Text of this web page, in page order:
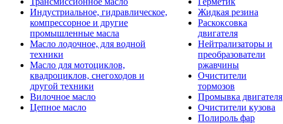
Индустриальное, гидравлическое,
компрессорное и другие
промышленные масла
Масло лодочное, для водной
техники
Масло для мотоциклов,
квадроциклов, снегоходов и
другой техники
Вилочное масло
Цепное масло
Жидкая резина
Раскоксовка
двигателя
Нейтрализаторы и
преобразователи
ржавчины
Очистители
тормозов
Промывка двигателя
Очистители кузова
Полироль фар